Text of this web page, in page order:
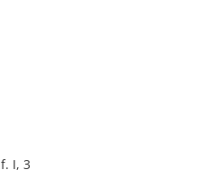
I, 3